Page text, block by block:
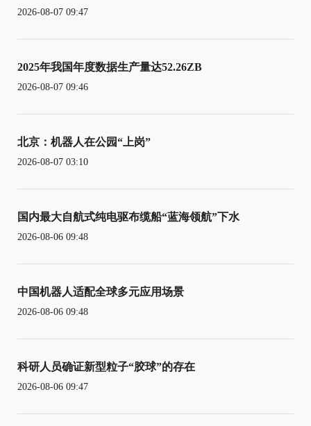
2026-08-07 09:47
2025年我国年度数据生产量达52.26ZB
2026-08-07 09:46
北京：机器人在公园“上岗”
2026-08-07 03:10
国内最大自航式纯电驱布缆船“蓝海领航”下水
2026-08-06 09:48
中国机器人适配全球多元应用场景
2026-08-06 09:48
科研人员确证新型粒子“胶球”的存在
2026-08-06 09:47